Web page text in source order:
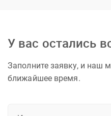
У вас остались
Заполните заявку, и наш
ближайшее время.